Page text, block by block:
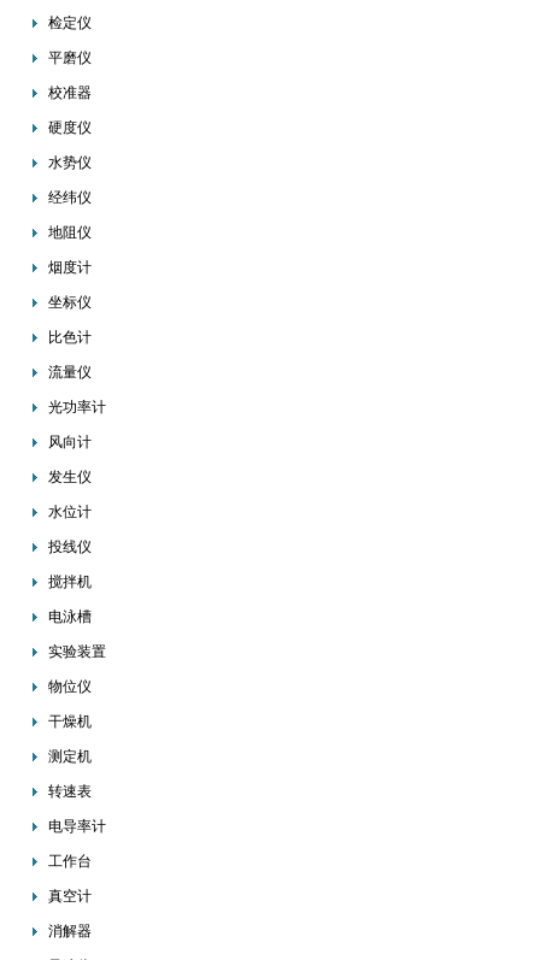
检定仪
平磨仪
校准器
硬度仪
水势仪
经纬仪
地阻仪
烟度计
坐标仪
比色计
流量仪
光功率计
风向计
发生仪
水位计
投线仪
搅拌机
电泳槽
实验装置
物位仪
干燥机
测定机
转速表
电导率计
工作台
真空计
消解器